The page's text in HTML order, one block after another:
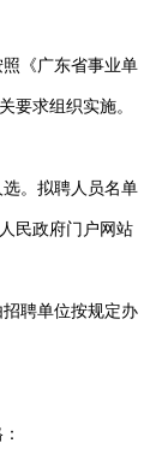
《广东省事业单
要求组织实施。
。拟聘人员名单
民政府门户网站
聘单位按规定办